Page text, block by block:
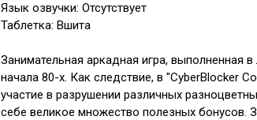
Язык озвучки: Отсутствует
Таблетка: Вшита
Занимательная аркадная игра, выполненная
начала 80-х. Как следствие, в "CyberBlocker
участие в разрушении различных
себе великое множество полезных бонусов.